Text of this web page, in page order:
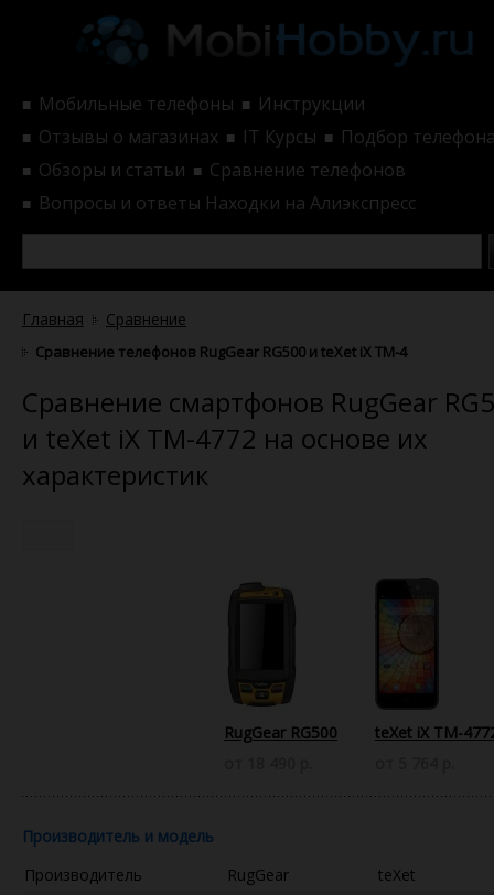
■ Мобильные телефоны ■ Инструкции
■ Отзывы о магазинах ■ IT Курсы ■ Подбор
■ Обзоры и статьи ■ Сравнение телефонов
■ Вопросы и ответы Находки на Алиэкспресс
Главная Сравнение
Сравнение телефонов RugGear RG500 и teXet iX TM-4772 по
Сравнение смартфонов RugGear
и teXet iX TM-4772 на основе их
характеристик
RugGear RG500
teXet iX TM-
Производитель и модель
Производитель
RugGear
teXet